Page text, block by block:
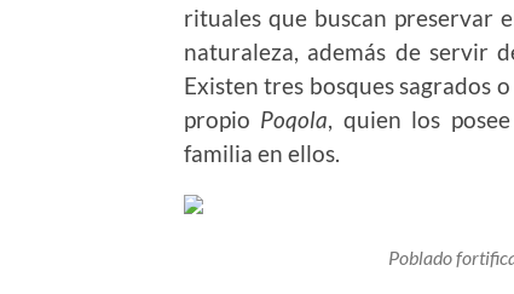
rituales que buscan preservar
naturaleza, además de servir
Existen tres bosques sagrados
propio Poqola, quien los
familia en ellos.
Poblado